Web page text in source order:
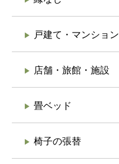
戸建て・マンション
店舗・旅館・施設
畳ベッド
椅子の張替